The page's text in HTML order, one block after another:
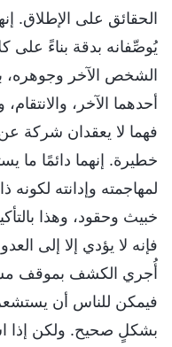
الحقائق على الإطلاق.
يُوصِّفانه بدقة بناءً على
الشخص الآخر وجوهره،
أحدهما الآخر،
فهما لا يعقدان شركة
خطيرة. إنهما دائمًا ما
لمهاجمته وإدانته
خبيث وحقود، وهذا
فإنه لا يؤدي إلا إلى
أُجري الكشف بموقف
فيمكن للناس أن
بشكلٍ صحيح. ولكن